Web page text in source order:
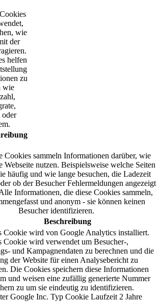
wie
der
helfen
zu
wie
Cookies sammeln Informationen darüber, wie
Webseite nutzen. Beispielsweise welche Seiten
häufig und wie lange besuchen, die Ladezeit
ob der Besucher Fehlermeldungen angezeigt
Informationen, die diese Cookies sammeln,
und anonym - sie können keinen
Besucher identifizieren.
Beschreibung
Cookie wird von Google Analytics installiert.
Cookie wird verwendet um Besucher-,
und Kampagnendaten zu berechnen und die
der Website für einen Analysebericht zu
Die Cookies speichern diese Informationen
und weisen eine zufällig generierte Nummer
zu um sie eindeutig zu identifizieren.
Google Inc. Typ Cookie Laufzeit 2 Jahre